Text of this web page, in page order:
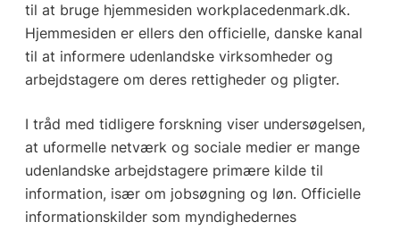
til at bruge hjemmesiden workplacedenmark.dk.
Hjemmesiden er ellers den officielle, danske kanal
til at informere udenlandske virksomheder og
arbejdstagere om deres rettigheder og pligter.
I tråd med tidligere forskning viser undersøgelsen,
at uformelle netværk og sociale medier er mange
udenlandske arbejdstagere primære kilde til
information, især om jobsøgning og løn. Officielle
informationskilder som myndighedernes